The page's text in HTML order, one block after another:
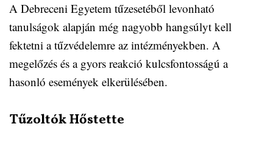
A Debreceni Egyetem tűzesetéből levonható
tanulságok alapján még nagyobb hangsúlyt kell
fektetni a tűzvédelemre az intézményekben. A
megelőzés és a gyors reakció kulcsfontosságú a
hasonló események elkerülésében.
Tűzoltók Hőstette